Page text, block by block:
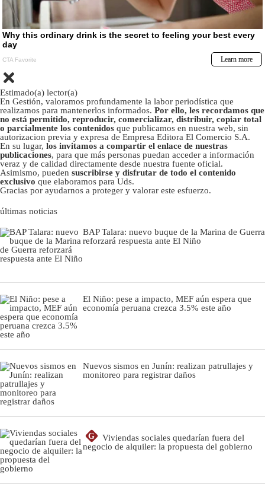
Estimado(a) lector(a)
En Gestión, valoramos profundamente la labor periodística que
realizamos para mantenerlos informados. Por ello, les recordamos que
no está permitido, reproducir, comercializar, distribuir, copiar total
o parcialmente los contenidos que publicamos en nuestra web, sin
autorizacion previa y expresa de Empresa Editora El Comercio S.A.
En su lugar, los invitamos a compartir el enlace de nuestras
publicaciones, para que más personas puedan acceder a información
veraz y de calidad directamente desde nuestra fuente oficial.
Asimismo, pueden suscribirse y disfrutar de todo el contenido
exclusivo que elaboramos para Uds.
Gracias por ayudarnos a proteger y valorar este esfuerzo.
últimas noticias
BAP Talara: nuevo buque de la Marina de Guerra
reforzará respuesta ante El Niño
El Niño: pese a impacto, MEF aún espera que
economía peruana crezca 3.5% este año
Nuevos sismos en Junín: realizan patrullajes y
monitoreo para registrar daños
G
Viviendas sociales quedarían fuera del
negocio de alquiler: la propuesta del gobierno